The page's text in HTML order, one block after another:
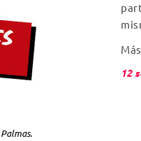
12